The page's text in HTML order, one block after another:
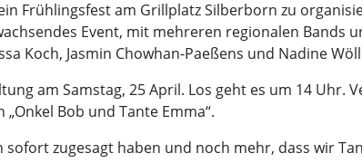
Frühlingsfest am Grillplatz Silberborn zu
Event, mit mehreren regionalen Bands
Koch, Jasmin Chowhan-Paeßens und Nadine
am Samstag, 25 April. Los geht es um 14
Bob und Tante Emma“.
sofort zugesagt haben und noch mehr, dass wir